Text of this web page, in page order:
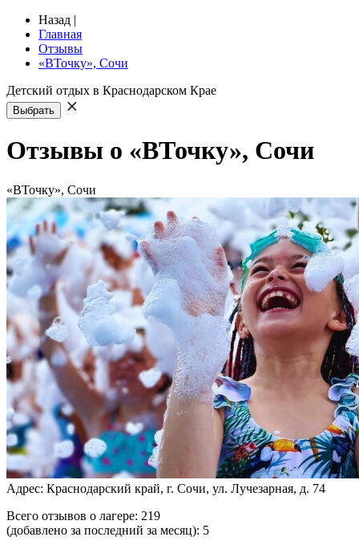
Назад |
Главная
Отзывы
«ВТочку», Сочи
Детский отдых в Краснодарском Крае
Выбрать
Отзывы о «ВТочку», Сочи
«ВТочку», Сочи
Адрес: Краснодарский край, г. Сочи, ул. Лучезарная, д. 74
Всего отзывов о лагере: 219
(добавлено за последний за месяц): 5